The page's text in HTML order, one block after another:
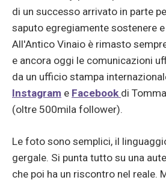
di un successo arrivato in parte
saputo egregiamente sostenere e
All'Antico Vinaio è rimasto
e ancora oggi le comunicazioni
da un ufficio stampa
Instagram e Facebook di
(oltre 500mila follower).
Le foto sono semplici, il
gergale. Si punta tutto su una
che poi ha un riscontro nel reale.